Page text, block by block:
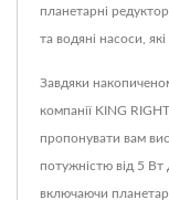
планетарні
та водяні насоси,
Завдяки
компанії KING
пропонувати вам
потужністю від 5
включаючи